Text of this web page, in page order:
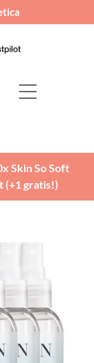
Skin So Soft
(+1 gratis!)